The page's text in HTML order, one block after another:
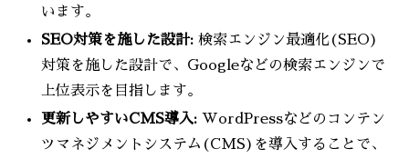
います。
SEO対策を施した設計: 検索エンジン最適化(SEO)
対策を施した設計で、Googleなどの検索エンジンで
上位表示を目指します。
更新しやすいCMS導入: WordPressなどのコンテン
ツマネジメントシステム(CMS)を導入することで、